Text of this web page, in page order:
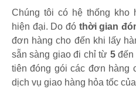
Chúng tôi có hệ thống kho
hiện đại. Do đó thời gian
đơn hàng cho đến khi lấy
sẵn sàng giao đi chỉ từ 5đến
tiên đóng gói các đơn hàng
dịch vụ giao hàng hỏa tốc